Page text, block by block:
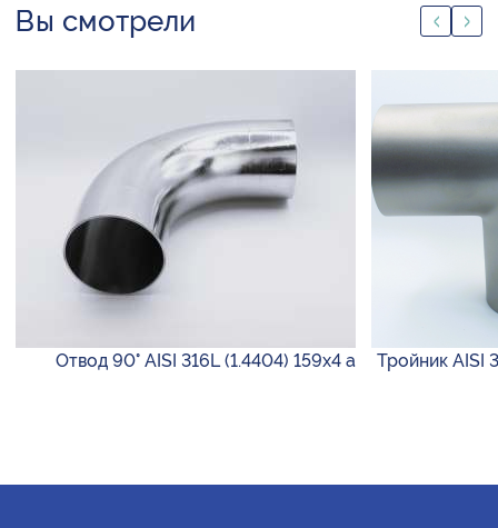
Вы смотрели
Отвод 90° AISI 316L (1.4404) 159х4 а Тройник AISI